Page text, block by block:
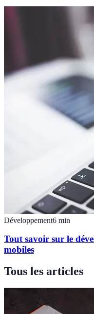
Développement6 min
Tout savoir sur le
mobiles
Tous les articles